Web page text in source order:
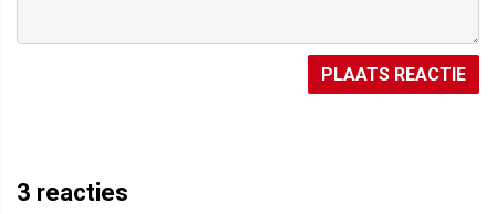
PLAATS REACTIE
3 reacties